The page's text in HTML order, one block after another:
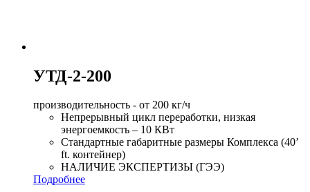
УТД-2-200
производительность - от 200 кг/ч
Непрерывный цикл переработки, низкая
энергоемкость – 10 КВт
Стандартные габаритные размеры Комплекса (40’
ft. контейнер)
НАЛИЧИЕ ЭКСПЕРТИЗЫ (ГЭЭ)
Подробнее